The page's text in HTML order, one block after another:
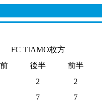
FC TIAMO枚方
後半 前半
2
2
7
7